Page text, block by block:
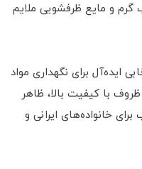
و مایع ظرفشویی ملایم
ایده‌آل برای نگهداری مواد
با کیفیت بالا، ظاهر
خانواده‌های ایرانی و